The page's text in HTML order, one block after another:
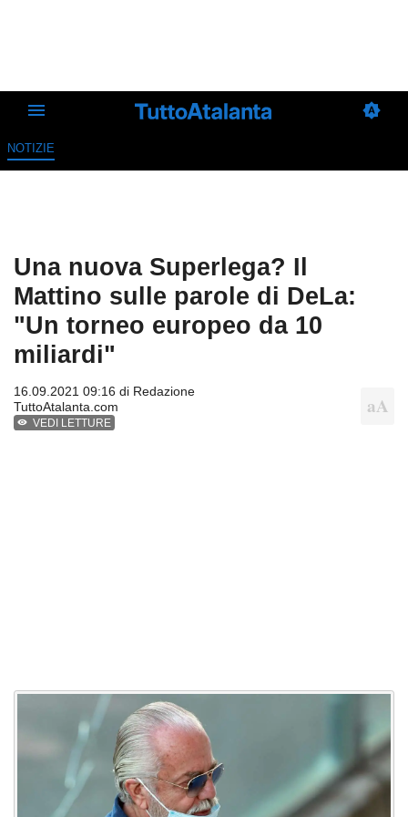
NOTIZIE
Una nuova Superlega? Il
Mattino sulle parole di DeLa:
"Un torneo europeo da 10
miliardi"
16.09.2021 09:16 di Redazione
TuttoAtalanta.com
VEDI LETTURE